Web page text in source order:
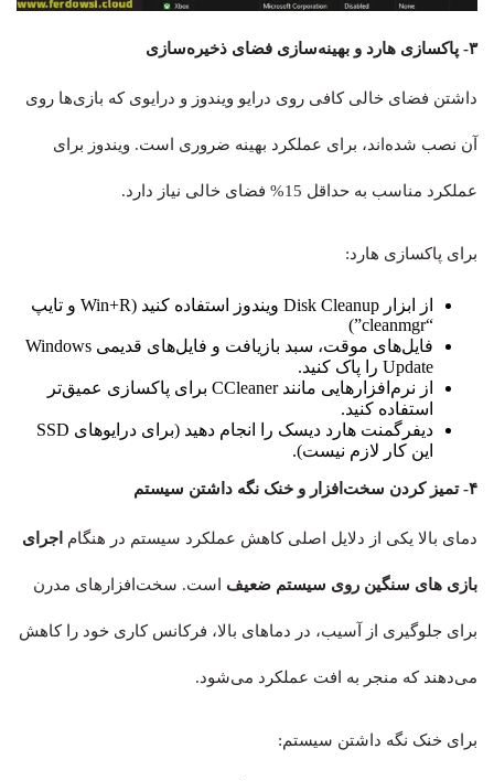
۳- پاکسازی هارد و بهینه‌سازی فضای ذخیره‌سازی
داشتن فضای خالی کافی روی درایو ویندوز و درایوی که بازی‌ها روی
آن نصب شده‌اند، برای عملکرد بهینه ضروری است. ویندوز برای
عملکرد مناسب به حداقل 15% فضای خالی نیاز دارد.
برای پاکسازی هارد:
از ابزار Disk Cleanup ویندوز استفاده کنید (Win+R و تایپ
“cleanmgr”)
فایل‌های موقت، سبد بازیافت و فایل‌های قدیمی Windows
Update را پاک کنید.
از نرم‌افزارهایی مانند CCleaner برای پاکسازی عمیق‌تر
استفاده کنید.
دیفرگمنت هارد دیسک را انجام دهید (برای درایوهای SSD
این کار لازم نیست).
۴- تمیز کردن سخت‌افزار و خنک نگه داشتن سیستم
دمای بالا یکی از دلایل اصلی کاهش عملکرد سیستم در هنگام اجرای
بازی های سنگین روی سیستم ضعیف است. سخت‌افزارهای مدرن
برای جلوگیری از آسیب، در دماهای بالا، فرکانس کاری خود را کاهش
می‌دهند که منجر به افت عملکرد می‌شود.
برای خنک نگه داشتن سیستم: